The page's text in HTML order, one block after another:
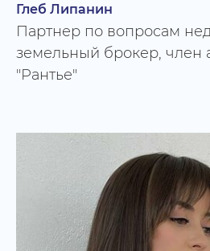
Глеб Липанин
Партнер по вопросам
земельный брокер, член
"Рантье"
Сибири, Китая